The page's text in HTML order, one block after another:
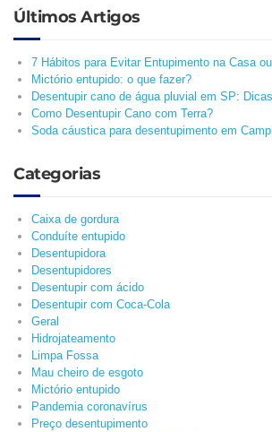
Últimos Artigos
7 Hábitos para Evitar Entupimento na Casa
Mictório entupido: o que fazer?
Desentupir cano de água pluvial em SP:
Como Desentupir Cano com Terra?
Soda cáustica para desentupimento em
Categorias
Caixa de gordura
Conduíte entupido
Desentupidora
Desentupidores
Desentupir com ácido
Desentupir com Coca-Cola
Geral
Hidrojateamento
Limpa Fossa
Mau cheiro de esgoto
Mictório entupido
Pandemia coronavírus
Preço desentupimento